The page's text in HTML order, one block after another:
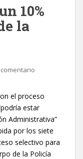
10%
la
el proceso
estar
Administrativa”
por los siete
selectivo para
de la Policía